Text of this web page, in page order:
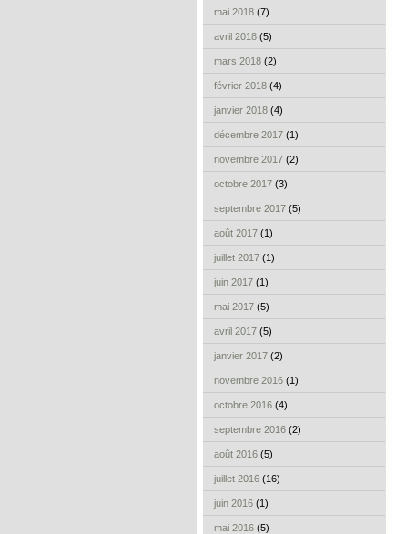
mai 2018 (7)
avril 2018 (5)
mars 2018 (2)
février 2018 (4)
janvier 2018 (4)
décembre 2017 (1)
novembre 2017 (2)
octobre 2017 (3)
septembre 2017 (5)
août 2017 (1)
juillet 2017 (1)
juin 2017 (1)
mai 2017 (5)
avril 2017 (5)
janvier 2017 (2)
novembre 2016 (1)
octobre 2016 (4)
septembre 2016 (2)
août 2016 (5)
juillet 2016 (16)
juin 2016 (1)
mai 2016 (5)